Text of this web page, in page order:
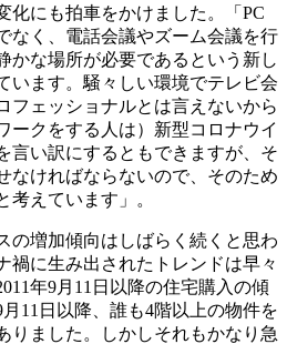
化にも拍車をかけました。「PC
なく、 電話会議やズーム会議を行
かな場所が必要であるという新し
います。 騒々しい環境でテレビ会
フェッショナルとは言えないから
ークをする人は） 新型コロナウイ
言い訳にするともできま すが、そ
ければならないので、 そのため
考えています」。
の増加傾向はしばらく続くと思わ
禍に生み出されたトレンドは早々
年9月11日以降の住宅購入の傾
月11日以降、 誰も4階以上の物件を
りました。
しかしそれもかなり急